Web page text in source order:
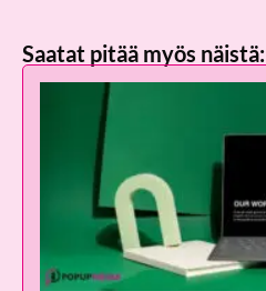
Saatat pitää myös näistä: